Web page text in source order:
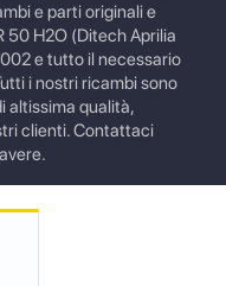
e parti originali e
50 H2O (Ditech Aprilia
e tutto il necessario
i nostri ricambi sono
altissima qualità,
clienti. Contattaci